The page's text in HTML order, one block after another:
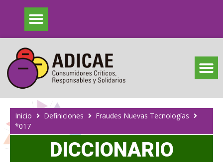
Inicio Definiciones
Fraudes Nuevas Tecnologías
*017
DICCIONARIO